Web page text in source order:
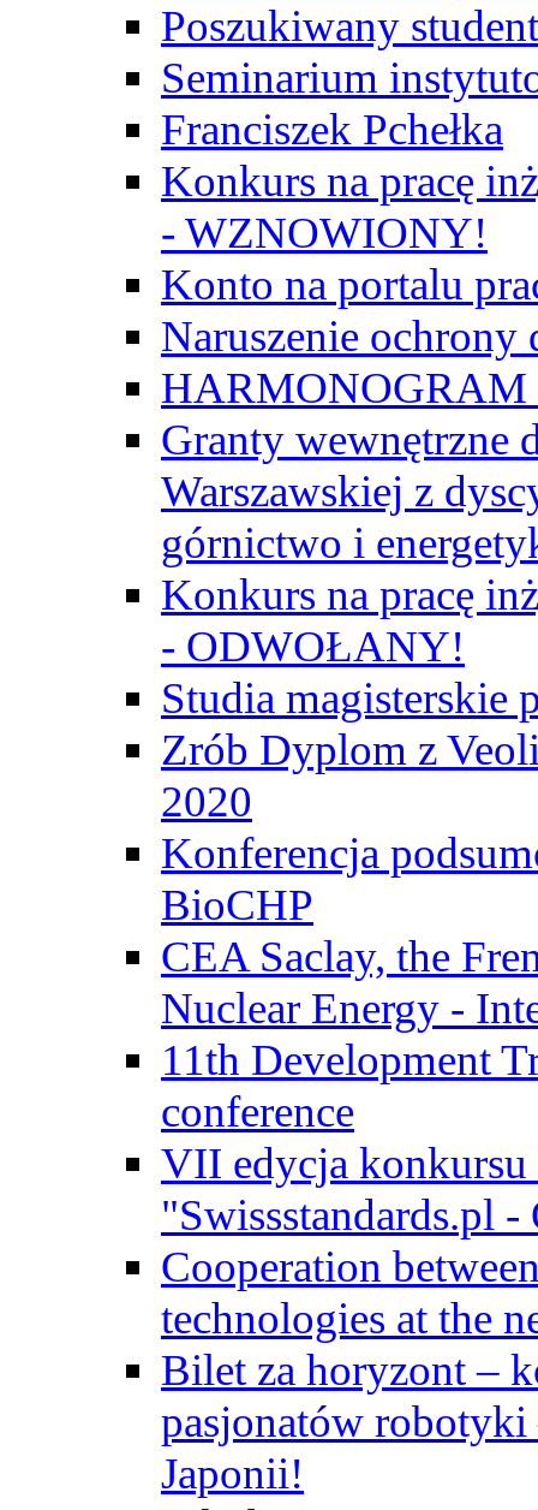
Poszukiwany
Seminarium
Franciszek Pchełka
Konkurs na pracę
- WZNOWIONY!
Konto na portalu
Naruszenie ochrony
Granty wewnętrzne
Warszawskiej z
górnictwo i
Konkurs na pracę
- ODWOŁANY!
Studia magisterskie
Zrób Dyplom z
2020
Konferencja
BioCHP
CEA Saclay, the
Nuclear Energy -
11th Development
conference
VII edycja konkursu
"Swissstandards.pl
Cooperation
technologies at the
Bilet za horyzont –
pasjonatów
Japonii!